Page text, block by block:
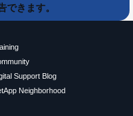
きます。
Support Blog
Neighborhood